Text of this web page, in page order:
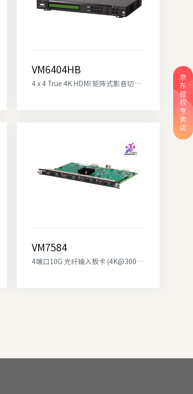
VM6404HB
4 x 4 True 4K HDMI 矩阵式影音切换器搭载升频器功能
VM7584
4端口10G 光纤输入板卡 (4K@300m (K1, MM) / 10km (K2, SM))
京
东
授
权
专
卖
店